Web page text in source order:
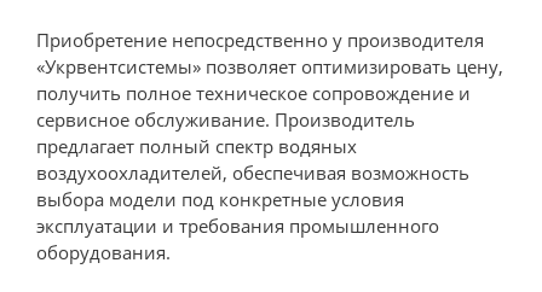
Приобретение непосредственно у производителя
«Укрвентсистемы» позволяет оптимизировать цену,
получить полное техническое сопровождение и
сервисное обслуживание. Производитель
предлагает полный спектр водяных
воздухоохладителей, обеспечивая возможность
выбора модели под конкретные условия
эксплуатации и требования промышленного
оборудования.